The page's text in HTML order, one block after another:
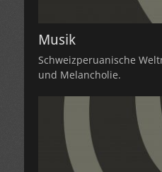
Musik
Schweizperuanische
und Melancholie.